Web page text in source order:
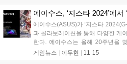
비디아 지포스 RTX GPU를 탑재한
AI 노트북을 전시했다....
에이수스, ‘지스타 2024’에서
에이수스(ASUS)가 ‘지스타
과 콜라보레이션을 통해 다양한 게
한다. 에이수스는 올해 20주년을
2024’에서 차세대 UMPC ‘ROG
게임뉴스 | 이두현 11-15